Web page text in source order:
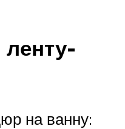
на ванну: